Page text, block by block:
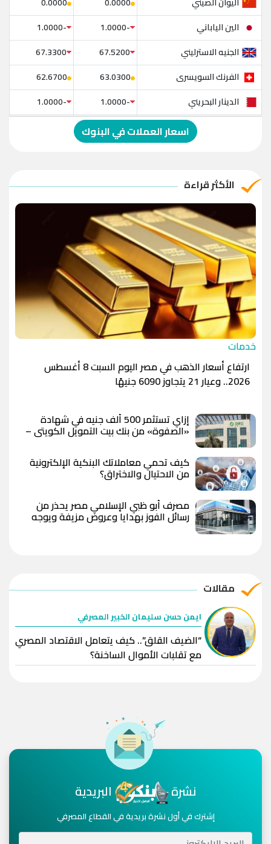
الين الياباني
-1.0000
-1.0000
الجنيه الاسترليني
67.5200
67.3300
الفرنك السويسرى
63.0300
62.6700
الدينار البحريني
-1.0000
-1.0000
الدولار الإسترالي
-1.0000
الريال القطري
الدينار الأردني
-1.0000
-1.0000
اسعار العملات في البنوك
الأكثر قراءة
خدمات
ارتفاع أسعار الذهب في مصر اليوم السبت 8 أغسطس
2026.. وعيار 21 يتجاوز 6090 جنيهًا
إزاي تستثمر 500 ألف جنيه في شهادة
«الصفوة» من بنك بيت التمويل الكويتي –
مصر بعد رفع العائد؟
كيف تحمي معاملاتك البنكية الإلكترونية
من الاحتيال والاختراق؟
مصرف أبو ظبي الإسلامي مصر يحذر من
رسائل الفوز بهدايا وعروض مزيفة ويوجه
بعدم مشاركة البيانات المصرفية
مقالات
ايمن حسن سليمان الخبير المصرفي
“الضيف القلق”.. كيف يتعامل الاقتصاد المصري
مع تقلبات الأموال الساخنة؟
نشرة البريدية
إشترك في أول نشرة بريدية في القطاع المصرفي